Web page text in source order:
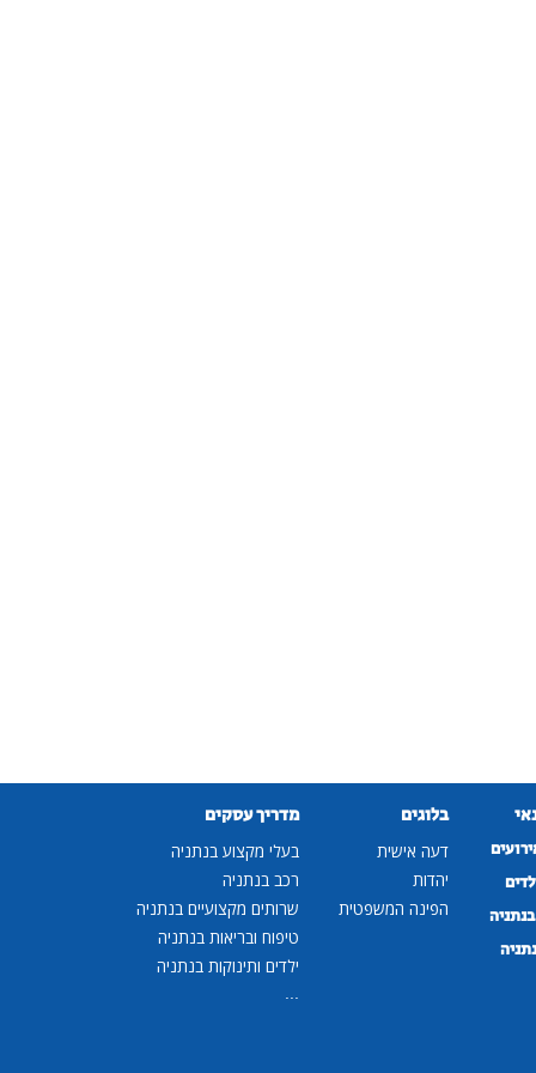
בלוגים
דעה אישית
יהדות
הפינה המשפטית
מדריך עסקים
בעלי מקצוע בנתניה
רכב בנתניה
שרותים מקצועיים בנתניה
טיפוח ובריאות בנתניה
ילדים ותינוקות בנתניה